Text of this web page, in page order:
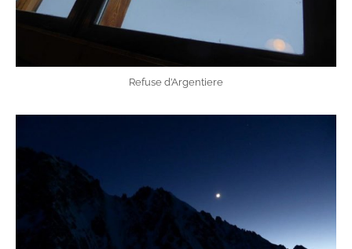
Refuse d’Argentiere